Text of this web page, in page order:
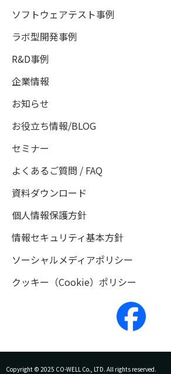
ソフトウェアテスト事例
ラボ型開発事例
R&D事例
企業情報
お知らせ
お役立ち情報/BLOG
セミナー
よくあるご質問 / FAQ
資料ダウンロード
個人情報保護方針
情報セキュリティ基本方針
ソーシャルメディアポリシー
クッキー（Cookie）ポリシー
Copyright © 2025 CO-WELL Co., LTD. All rights reserved.